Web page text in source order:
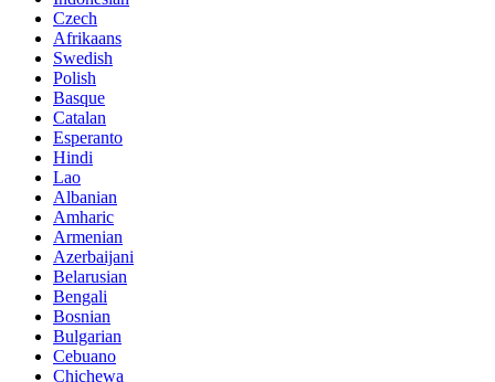
Czech
Afrikaans
Swedish
Polish
Basque
Catalan
Esperanto
Hindi
Lao
Albanian
Amharic
Armenian
Azerbaijani
Belarusian
Bengali
Bosnian
Bulgarian
Cebuano
Chichewa